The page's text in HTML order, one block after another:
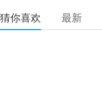
猜你喜欢 最新